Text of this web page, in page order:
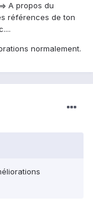
A propos du
références de ton
normalement.